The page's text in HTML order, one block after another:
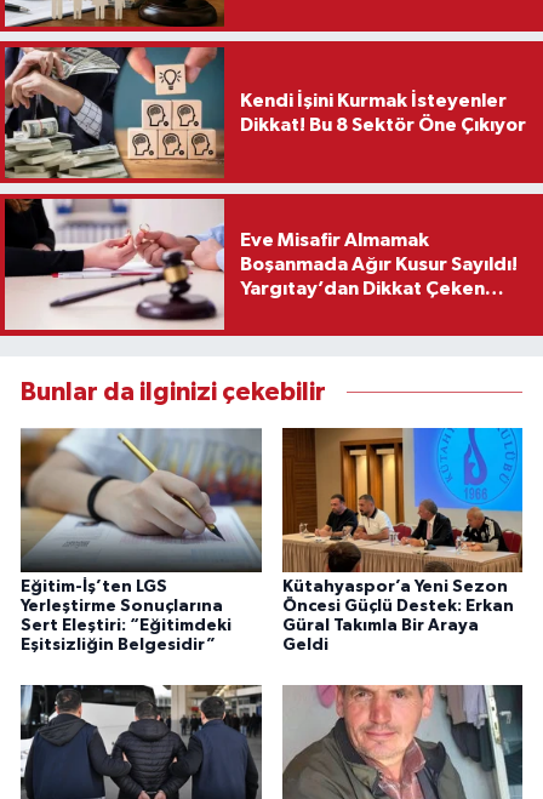
Kendi İşini Kurmak İsteyenler
Dikkat! Bu 8 Sektör Öne Çıkıyor
Eve Misafir Almamak
Boşanmada Ağır Kusur Sayıldı!
Yargıtay’dan Dikkat Çeken
Bunlar da ilginizi çekebilir
Eğitim-İş’ten LGS
Yerleştirme Sonuçlarına
Sert Eleştiri: “Eğitimdeki
Eşitsizliğin Belgesidir”
Kütahyaspor’a Yeni Sezon
Öncesi Güçlü Destek: Erkan
Güral Takımla Bir Araya
Geldi